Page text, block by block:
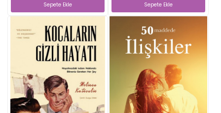
Sepete Ekle Sepete Ekle